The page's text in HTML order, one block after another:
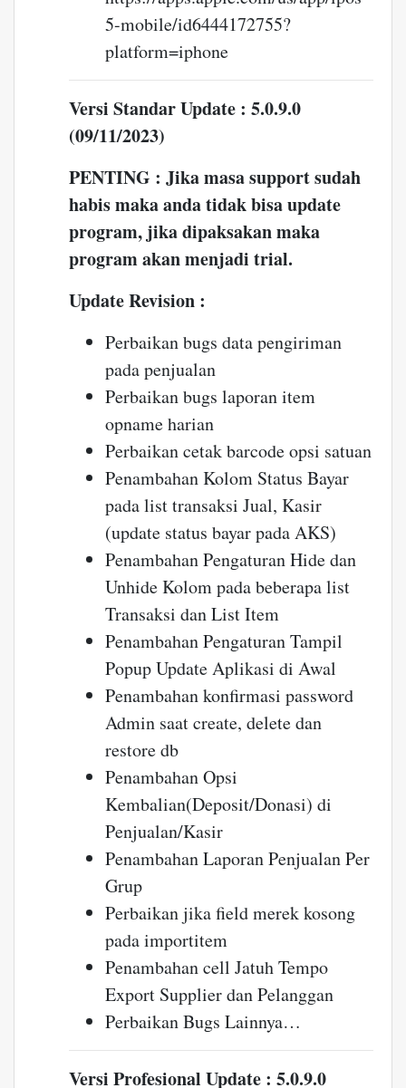
5-mobile/id6444172755?
platform=iphone
Versi Standar Update : 5.0.9.0
(09/11/2023)
PENTING : Jika masa support sudah
habis maka anda tidak bisa update
program, jika dipaksakan maka
program akan menjadi trial.
Update Revision :
Perbaikan bugs data pengiriman
pada penjualan
Perbaikan bugs laporan item
opname harian
Perbaikan cetak barcode opsi satuan
Penambahan Kolom Status Bayar
pada list transaksi Jual, Kasir
(update status bayar pada AKS)
Penambahan Pengaturan Hide dan
Unhide Kolom pada beberapa list
Transaksi dan List Item
Penambahan Pengaturan Tampil
Popup Update Aplikasi di Awal
Penambahan konfirmasi password
Admin saat create, delete dan
restore db
Penambahan Opsi
Kembalian(Deposit/Donasi) di
Penjualan/Kasir
Penambahan Laporan Penjualan Per
Grup
Perbaikan jika field merek kosong
pada importitem
Penambahan cell Jatuh Tempo
Export Supplier dan Pelanggan
Perbaikan Bugs Lainnya…
Versi Profesional Update : 5.0.9.0